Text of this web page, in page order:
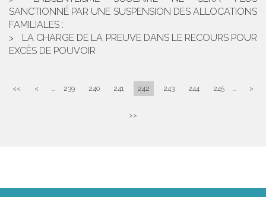
SANCTIONNÉ PAR UNE SUSPENSION DES ALLOCATIONS
FAMILIALES :
LA CHARGE DE LA PREUVE DANS LE RECOURS POUR
EXCÈS DE POUVOIR
<< < ... 239 240 241 242 243 244 245 ... >
>>